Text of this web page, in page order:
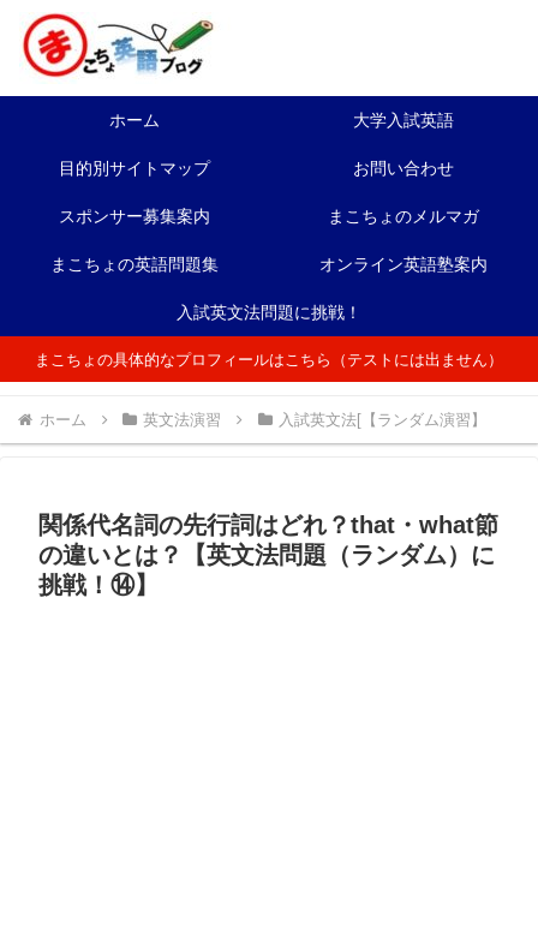
ホーム 大学入試英語
目的別サイトマップ お問い合わせ
スポンサー募集案内 まこちょのメルマガ
まこちょの英語問題集 オンライン英語塾案内
入試英文法問題に挑戦！
まこちょの具体的なプロフィールはこちら（テストには出ません）
ホーム 英文法演習 入試英文法[【ランダム演習】
関係代名詞の先行詞はどれ？that・what節
の違いとは？【英文法問題（ランダム）に
挑戦！⑭】